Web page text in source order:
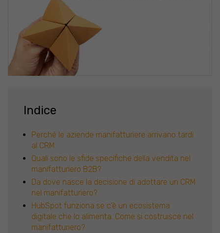
Indice
Perché le aziende manifatturiere arrivano tardi
al CRM
Quali sono le sfide specifiche della vendita nel
manifatturiero B2B?
Da dove nasce la decisione di adottare un CRM
nel manifatturiero?
HubSpot funziona se c'è un ecosistema
digitale che lo alimenta. Come si costruisce nel
manifatturiero?